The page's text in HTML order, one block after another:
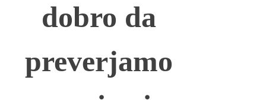
dobro da
preverjamo